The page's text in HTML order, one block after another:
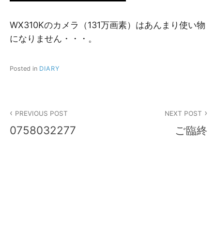
WX310Kのカメラ（131万画素）はあんまり使い物
になりません・・・。
Posted in DIARY
稿
PREVIOUS POST
0758032277
NEXT POST
ご臨終